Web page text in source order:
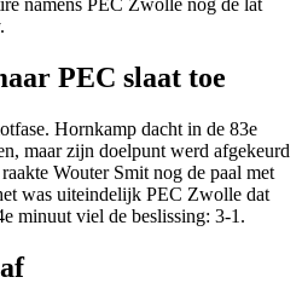
namens PEC Zwolle nog de lat
PEC slaat toe
Hornkamp dacht in de 83e
maar zijn doelpunt werd afgekeurd
Wouter Smit nog de paal met
was uiteindelijk PEC Zwolle dat
minuut viel de beslissing: 3-1.